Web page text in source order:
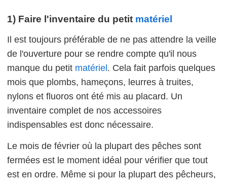
1) Faire l'inventaire du petit matériel
Il est toujours préférable de ne pas attendre la veille
de l'ouverture pour se rendre compte qu'il nous
manque du petit matériel . Cela fait parfois quelques
mois que plombs, hameçons, leurres à truites,
nylons et fluoros ont été mis au placard. Un
inventaire complet de nos accessoires
indispensables est donc nécessaire.
Le mois de février où la plupart des pêches sont
fermées est le moment idéal pour vérifier que tout
est en ordre. Même si pour la plupart des pêcheurs,